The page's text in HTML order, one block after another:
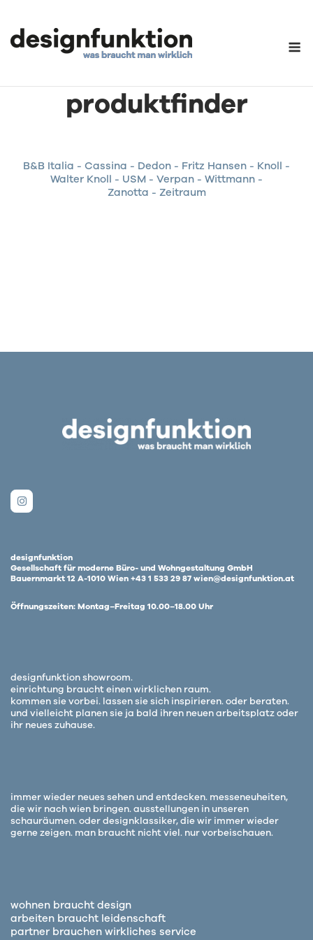
content
Zanotta
produktfinder
B&B Italia - Cassina - Dedon - Fritz Hansen - Knoll -
Walter Knoll - USM - Verpan - Wittmann -
Zanotta - Zeitraum
designfunktion
Gesellschaft für moderne Büro- und Wohngestaltung GmbH
Bauernmarkt 12 A-1010 Wien +43 1 533 29 87 wien@designfunktion.at
Öffnungszeiten: Montag–Freitag 10.00–18.00 Uhr
designfunktion showroom.
einrichtung braucht einen wirklichen raum.
kommen sie vorbei. lassen sie sich inspirieren. oder beraten.
und vielleicht planen sie ja bald ihren neuen arbeitsplatz oder
ihr neues zuhause.
immer wieder neues sehen und entdecken. messeneuheiten,
die wir nach wien bringen. ausstellungen in unseren
schauräumen. oder designklassiker, die wir immer wieder
gerne zeigen. man braucht nicht viel. nur vorbeischauen.
wohnen braucht design
arbeiten braucht leidenschaft
partner brauchen wirkliches service